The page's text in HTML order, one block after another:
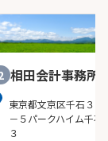
相田会計事務所
東京都文京区千石３－
－５パークハイム千石
３